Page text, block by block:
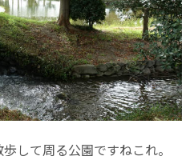
して周る公園ですねこれ。